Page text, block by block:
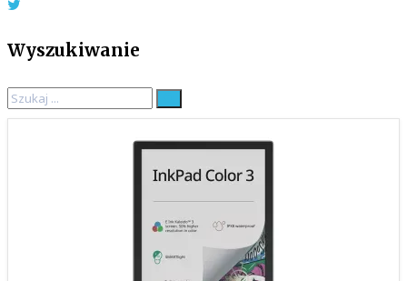
Wyszukiwanie
Search
for: